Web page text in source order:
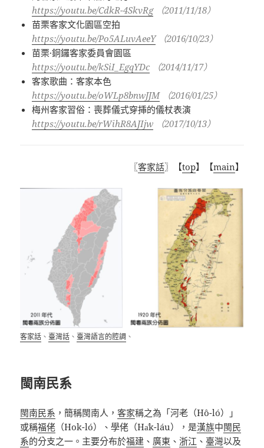
https://youtu.be/CdkR-4SkvRg
（2011/11/18）
苗栗客家文化園區空拍
https://youtu.be/Po5ALuvAeeY
（2016/10/23）
苗栗·銅鑼客家委員會園區
https://youtu.be/kSiI_EgqYDc
（2014/11/17）
客家歌曲：客家本色
https://youtu.be/oWLp8bnwJJM
（2016/01/25）
梅州客家習俗：喪葬儀式穿挿的儀杖表演
https://youtu.be/rWihR8AJIjw
（2017/10/13）
〖客家話〗【top】【main】
客家話 、臺灣話 、臺灣語言的腔調 、
閩南民系
閩南民系 ，簡稱閩南人，客家稱之為「河老（Hô-ló）」
或稱福佬 （Hok-ló）、學佬（Ha̍k-láu），是漢族中閩民
系的分支之一。主要分布於福建 、 廣東 、 浙江 、 臺灣以及